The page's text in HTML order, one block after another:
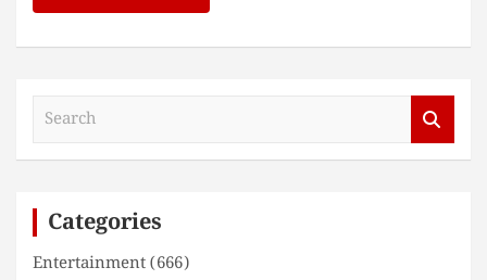
Categories
Entertainment(666)